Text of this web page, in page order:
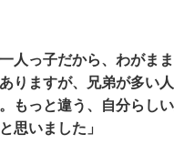
一人っ子だから、わがま
りますが、兄弟が多い
もっと違う、自分らし
思いました」